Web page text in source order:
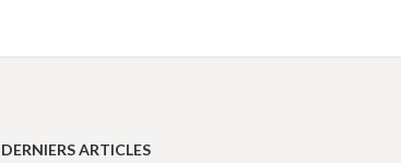
DERNIERS ARTICLES